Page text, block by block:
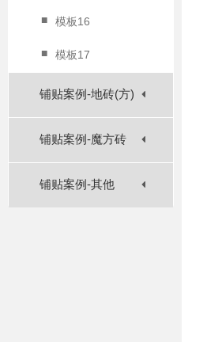
■ 模板16
■ 模板17
铺贴案例-地砖(方)
铺贴案例-魔方砖
铺贴案例-其他